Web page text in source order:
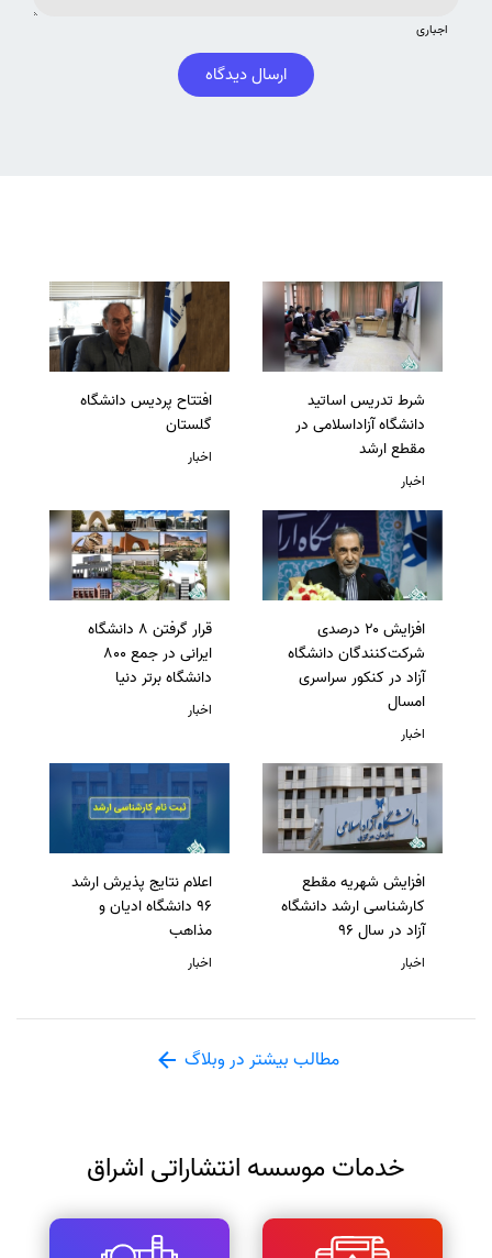
اجباری
ارسال دیدگاه
شرط تدریس اساتید
دانشگاه آزاداسلامی در
مقطع ارشد
اخبار
افتتاح پردیس دانشگاه
گلستان
اخبار
افزایش ۲۰ درصدی
شرکت‌کنندگان دانشگاه
آزاد در کنکور سراسری
امسال
اخبار
قرار گرفتن 8 دانشگاه
ایرانی در جمع 800
دانشگاه برتر دنیا
اخبار
افزایش شهریه مقطع
کارشناسی ارشد دانشگاه
آزاد در سال 96
اخبار
اعلام نتایج پذیرش ارشد
96 دانشگاه ادیان و
مذاهب
اخبار
مطالب بیشتر در وبلاگ
خدمات موسسه انتشاراتی اشراق